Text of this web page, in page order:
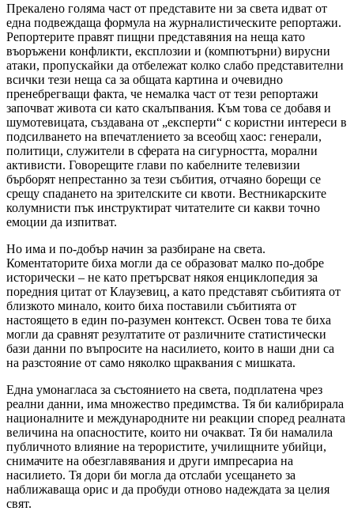
Прекалено голяма част от представите ни за света идват от
една подвеждаща формула на журналистическите репортажи.
Репортерите правят пищни представяния на неща като
въоръжени конфликти, експлозии и (компютърни) вирусни
атаки, пропускайки да отбележат колко слабо представителни
всички тези неща са за общата картина и очевидно
пренебрегващи факта, че немалка част от тези репортажи
започват живота си като скалъпвания. Към това се добавя и
шумотевицата, създавана от „експерти“ с користни интереси в
подсилването на впечатлението за всеобщ хаос: генерали,
политици, служители в сферата на сигурността, морални
активисти. Говорещите глави по кабелните телевизии
бърборят непрестанно за тези събития, отчаяно борещи се
срещу спадането на зрителските си квоти. Вестникарските
колумнисти пък инструктират читателите си какви точно
емоции да изпитват.
Но има и по-добър начин за разбиране на света.
Коментаторите биха могли да се образоват малко по-добре
исторически – не като претърсват някоя енциклопедия за
поредния цитат от Клаузевиц, а като представят събитията от
близкото минало, които биха поставили събитията от
настоящето в един по-разумен контекст. Освен това те биха
могли да сравнят резултатите от различните статистически
бази данни по въпросите на насилието, които в наши дни са
на разстояние от само няколко щраквания с мишката.
Една умонагласа за състоянието на света, подплатена чрез
реални данни, има множество предимства. Тя би калибрирала
националните и международните ни реакции според реалната
величина на опасностите, които ни очакват. Тя би намалила
публичното влияние на терористите, училищните убийци,
снимачите на обезглавявания и други импресариа на
насилието. Тя дори би могла да отслаби усещането за
наближаваща орис и да пробуди отново надеждата за целия
свят.